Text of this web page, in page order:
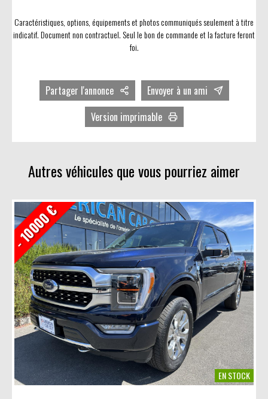
Caractéristiques, options, équipements et photos communiqués seulement à titre
indicatif. Document non contractuel. Seul le bon de commande et la facture feront
foi.
Partager l'annonce Envoyer à un ami
Version imprimable
Autres véhicules que vous pourriez aimer
- 10000 €
EN STOCK